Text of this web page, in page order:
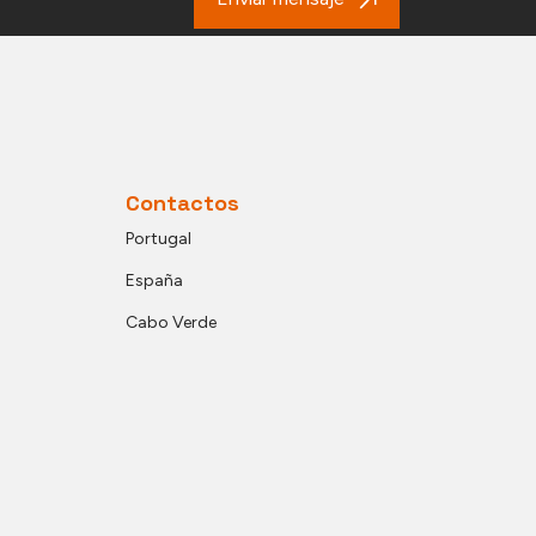
Contactos
Portugal
España
Cabo Verde